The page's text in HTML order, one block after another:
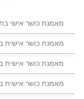
באימון
הידעת?
מאמנת כושר אישי
מאמנת כושר אישית
מאמנת כושר אישית
מאמנת כושר אישית